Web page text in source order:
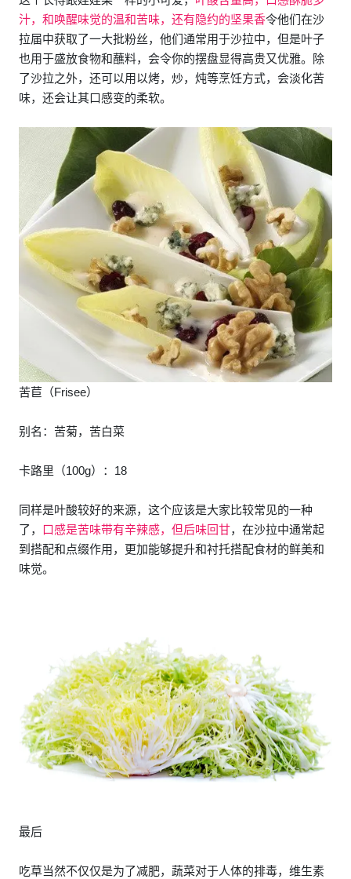
汁，和唤醒味觉的温和苦味，还有隐约的坚果香令他们在沙
拉届中获取了一大批粉丝，他们通常用于沙拉中，但是叶子
也用于盛放食物和蘸料，会令你的摆盘显得高贵又优雅。除
了沙拉之外，还可以用以烤，炒，炖等烹饪方式，会淡化苦
味，还会让其口感变的柔软。
苦苣（Frisee）
别名：苦菊，苦白菜
卡路里（100g）：18
同样是叶酸较好的来源，这个应该是大家比较常见的一种
了，
口感是苦味带有辛辣感，但后味回甘，在沙拉中通常起
到搭配和点缀作用，更加能够提升和衬托搭配食材的鲜美和
味觉。
最后
吃草当然不仅仅是为了减肥，蔬菜对于人体的排毒，维生素